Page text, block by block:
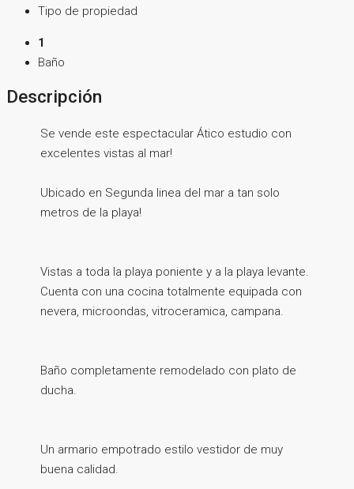
Tipo de propiedad
1
Baño
Descripción
Se vende este espectacular Ático estudio con
excelentes vistas al mar!
Ubicado en Segunda linea del mar a tan solo
metros de la playa!
Vistas a toda la playa poniente y a la playa levante.
Cuenta con una cocina totalmente equipada con
nevera, microondas, vitroceramica, campana.
Baño completamente remodelado con plato de
ducha.
Un armario empotrado estilo vestidor de muy
buena calidad.